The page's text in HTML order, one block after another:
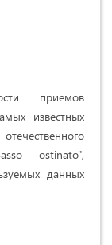
приемов
известных
ostinato",
данных